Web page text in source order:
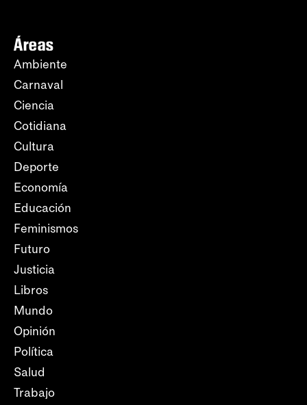
Áreas
Ambiente
Carnaval
Ciencia
Cotidiana
Cultura
Deporte
Economía
Educación
Feminismos
Futuro
Justicia
Libros
Mundo
Opinión
Política
Salud
Trabajo